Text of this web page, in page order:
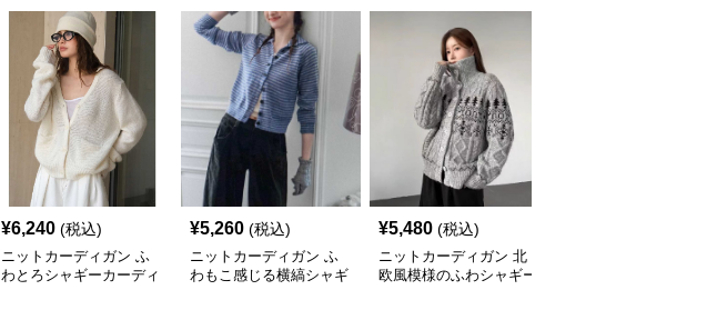
¥6,240 (税込)
ニットカーディガン ふ
わとろシャギーカーディ
¥5,260 (税込)
ニットカーディガン ふ
わもこ感じる横縞シャギ
¥5,480 (税込)
ニットカーディガン 北
欧風模様のふわシャギー